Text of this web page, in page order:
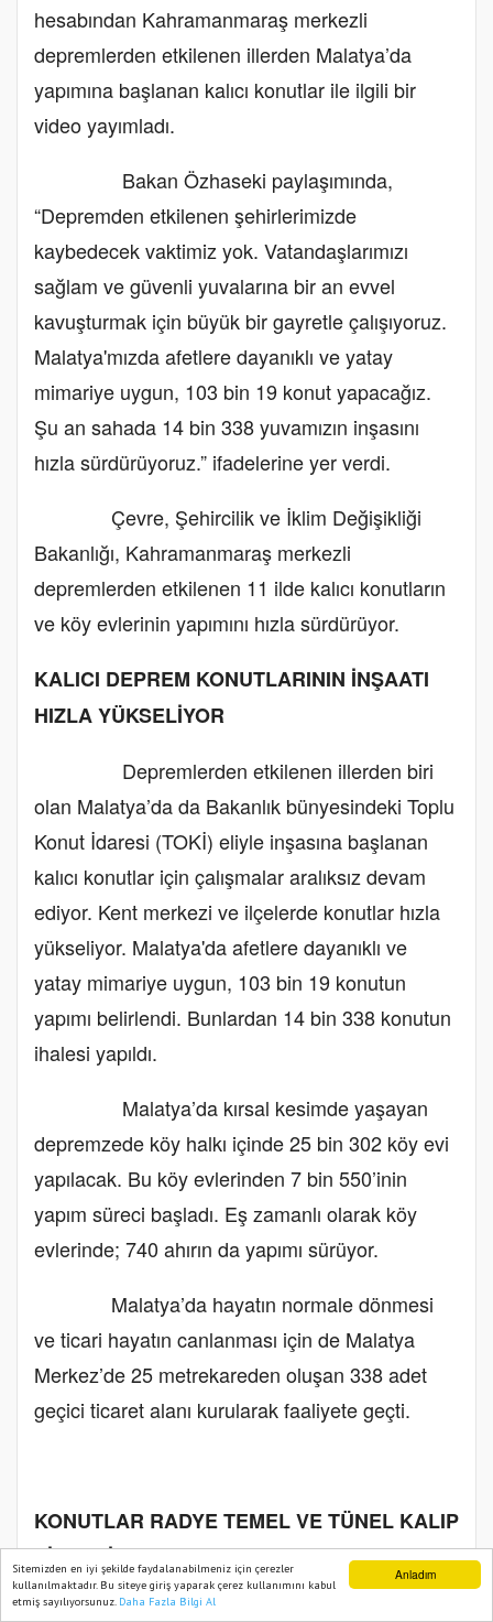
Anladım
Sitemizden en iyi şekilde faydalanabilmeniz için çerezler
kullanılmaktadır. Bu siteye giriş yaparak çerez kullanımını kabul
etmiş sayılıyorsunuz. Daha Fazla Bilgi Al
hesabından Kahramanmaraş merkezli
depremlerden etkilenen illerden Malatya’da
yapımına başlanan kalıcı konutlar ile ilgili bir
video yayımladı.
Bakan Özhaseki paylaşımında,
“Depremden etkilenen şehirlerimizde
kaybedecek vaktimiz yok. Vatandaşlarımızı
sağlam ve güvenli yuvalarına bir an evvel
kavuşturmak için büyük bir gayretle çalışıyoruz.
Malatya'mızda afetlere dayanıklı ve yatay
mimariye uygun, 103 bin 19 konut yapacağız.
Şu an sahada 14 bin 338 yuvamızın inşasını
hızla sürdürüyoruz.” ifadelerine yer verdi.
Çevre, Şehircilik ve İklim Değişikliği
Bakanlığı, Kahramanmaraş merkezli
depremlerden etkilenen 11 ilde kalıcı konutların
ve köy evlerinin yapımını hızla sürdürüyor.
KALICI DEPREM KONUTLARININ İNŞAATI
HIZLA YÜKSELİYOR
Depremlerden etkilenen illerden biri
olan Malatya’da da Bakanlık bünyesindeki Toplu
Konut İdaresi (TOKİ) eliyle inşasına başlanan
kalıcı konutlar için çalışmalar aralıksız devam
ediyor. Kent merkezi ve ilçelerde konutlar hızla
yükseliyor. Malatya'da afetlere dayanıklı ve
yatay mimariye uygun, 103 bin 19 konutun
yapımı belirlendi. Bunlardan 14 bin 338 konutun
ihalesi yapıldı.
Malatya’da kırsal kesimde yaşayan
depremzede köy halkı içinde 25 bin 302 köy evi
yapılacak. Bu köy evlerinden 7 bin 550’inin
yapım süreci başladı. Eş zamanlı olarak köy
evlerinde; 740 ahırın da yapımı sürüyor.
Malatya’da hayatın normale dönmesi
ve ticari hayatın canlanması için de Malatya
Merkez’de 25 metrekareden oluşan 338 adet
geçici ticaret alanı kurularak faaliyete geçti.
KONUTLAR RADYE TEMEL VE TÜNEL KALIP
SİSTEMİYLE YAPILIYOR
Bakanlık bünyesindeki Toplu Konut
Ana Sayfa Web TV